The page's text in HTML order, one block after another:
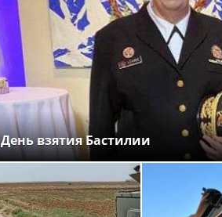
День взятия Бастилии